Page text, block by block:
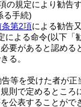
の規定により勧告
る手続)
条第2項による勧告
による命令(以下「
要があると認める
る。
等を受けた者が正
則で定めるところ
公表することがで